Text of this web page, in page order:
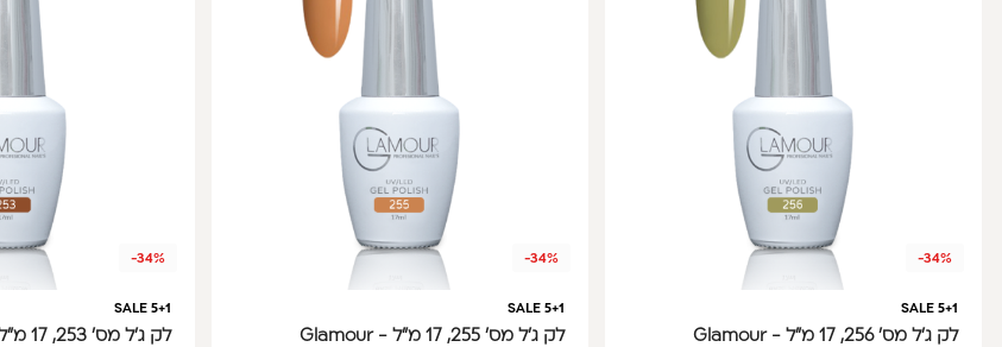
-34%
SALE 5+1
לק ג'ל מס' 256, 17 מ"ל - Glamour
-34%
SALE 5+1
לק ג'ל מס' 255, 17 מ"ל - Glamour
-34%
SALE 5+1
לק ג'ל מס' 253, 17 מ"ל - Glamour